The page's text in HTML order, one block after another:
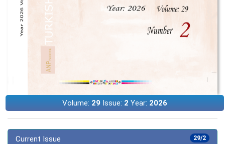
Volume: 29Issue: 2 Year: 2026
29/2
Current Issue